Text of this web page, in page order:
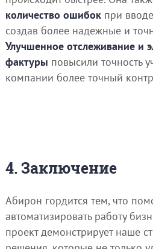
количество ошибокпри
создав более надежные и
Улучшенное отслеживание и
фактуры повысили точность
компании более точный
4. Заключение
Абирон гордится тем, что
автоматизировать работу
проект демонстрирует наше